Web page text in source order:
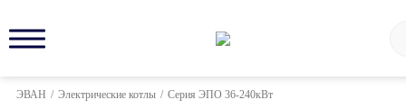
ЭВАН / Электрические котлы / Серия ЭПО 36-240кВт